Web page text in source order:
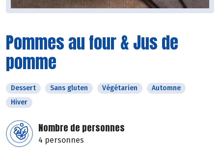
Pommes au four & Jus de
pomme
Dessert Sans gluten Végétarien
Automne
Hiver
Nombre de personnes
4 personnes